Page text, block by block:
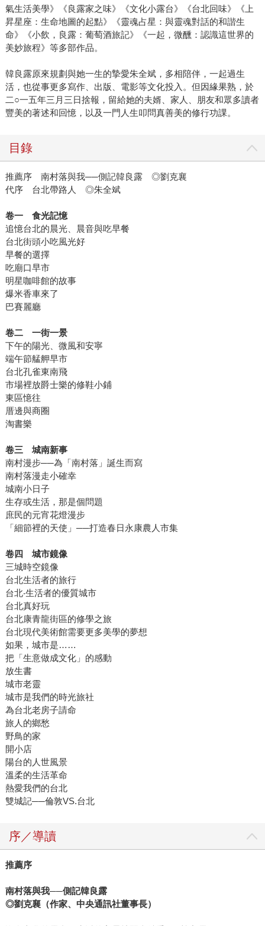
氣生活美學》《良露家之味》《文化小露台》《台北回味》《上
昇星座：生命地圖的起點》《靈魂占星：與靈魂對話的和諧生
命》《小飲，良露：葡萄酒旅記》《一起，微醺：認識這世界的
美妙旅程》等多部作品。
韓良露原來規劃與她一生的摯愛朱全斌，多相陪伴，一起過生
活，也從事更多寫作、出版、電影等文化投入。但因緣果熟，於
二○一五年三月三日捨報，留給她的夫婿、家人、朋友和眾多讀者
豐美的著述和回憶，以及一門人生叩問真善美的修行功課。
目錄
推薦序 南村落與我──側記韓良露 ◎劉克襄
代序 台北帶路人 ◎朱全斌
卷一 食光記憶
追憶台北的晨光、晨音與吃早餐
台北街頭小吃風光好
早餐的選擇
吃廟口早市
明星咖啡館的故事
爆米香車來了
巴賽麗廳
卷二 一街一景
下午的陽光、微風和安寧
端午節艋舺早市
台北孔雀東南飛
市場裡放爵士樂的修鞋小鋪
東區憶往
厝邊與商圈
淘書樂
卷三 城南新事
南村漫步──為「南村落」誕生而寫
南村落漫走小確幸
城南小日子
生存或生活，那是個問題
庶民的元宵花燈漫步
「細節裡的天使」──打造春日永康農人市集
卷四 城市鏡像
三城時空鏡像
台北生活者的旅行
台北‧生活者的優質城市
台北真好玩
台北康青龍街區的修學之旅
台北現代美術館需要更多美學的夢想
如果，城市是……
把「生意做成文化」的感動
放生書
城市老靈
城市是我們的時光旅社
為台北老房子請命
旅人的鄉愁
野鳥的家
開小店
陽台的人世風景
溫柔的生活革命
熱愛我們的台北
雙城記──倫敦VS.台北
序／導讀
推薦序
南村落與我──側記韓良露
◎劉克襄（作家、中央通訊社董事長）